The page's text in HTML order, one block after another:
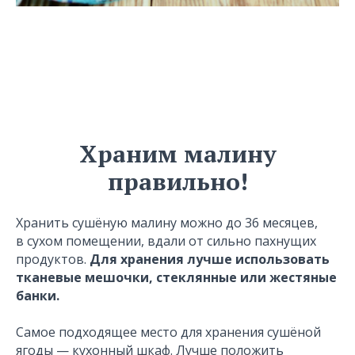
Храним малину
правильно!
Хранить сушёную малину можно до 36 месяцев,
в сухом помещении, вдали от сильно пахнущих
продуктов. Для хранения лучше использовать
тканевые мешочки, стеклянные или жестяные
банки.
Самое подходящее место для хранения сушёной
ягоды — кухонный шкаф. Лучше положить